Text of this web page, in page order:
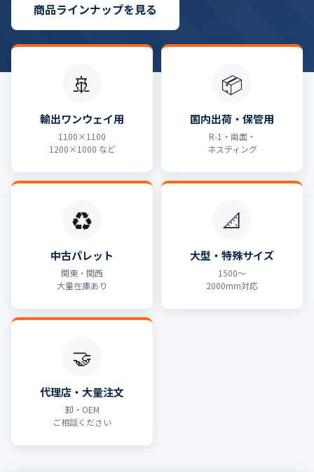
商品ラインナップを見る
🚢
輸出ワンウェイ用
1100×1100
1200×1000 など
📦
国内出荷・保管用
R-1・両面・
ネスティング
♻️
中古パレット
関東・関西
大量在庫あり
📐
大型・特殊サイズ
1500〜
2000mm対応
🤝
代理店・大量注文
卸・OEM
ご相談ください